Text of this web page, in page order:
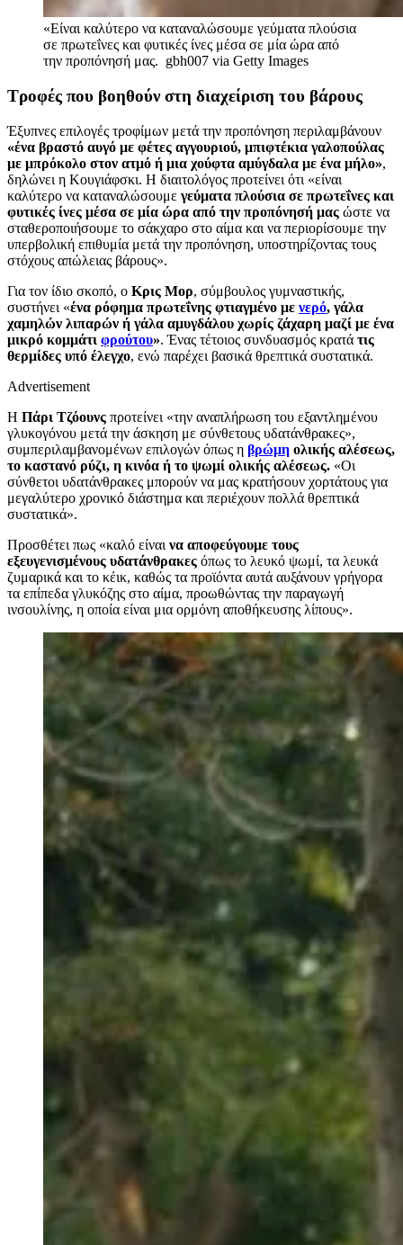
«Eίναι καλύτερο να καταναλώσουμε γεύματα πλούσια
σε πρωτεΐνες και φυτικές ίνες μέσα σε μία ώρα από
την προπόνησή μας. gbh007 via Getty Images
Τροφές που βοηθούν στη διαχείριση του βάρους
Έξυπνες επιλογές τροφίμων μετά την προπόνηση περιλαμβάνουν
«ένα βραστό αυγό με φέτες αγγουριού, μπιφτέκια γαλοπούλας
με μπρόκολο στον ατμό ή μια χούφτα αμύγδαλα με ένα μήλο»,
δηλώνει η Κουγιάφσκι. Η διαιτολόγος προτείνει ότι «είναι
καλύτερο να καταναλώσουμε γεύματα πλούσια σε πρωτεΐνες και
φυτικές ίνες μέσα σε μία ώρα από την προπόνησή μας ώστε να
σταθεροποιήσουμε το σάκχαρο στο αίμα και να περιορίσουμε την
υπερβολική επιθυμία μετά την προπόνηση, υποστηρίζοντας τους
στόχους απώλειας βάρους».
Για τον ίδιο σκοπό, ο Κρις Μορ, σύμβουλος γυμναστικής,
συστήνει «ένα ρόφημα πρωτεΐνης φτιαγμένο με νερό, γάλα
χαμηλών λιπαρών ή γάλα αμυγδάλου χωρίς ζάχαρη μαζί με ένα
μικρό κομμάτι φρούτου». Ένας τέτοιος συνδυασμός κρατά τις
θερμίδες υπό έλεγχο, ενώ παρέχει βασικά θρεπτικά συστατικά.
Advertisement
Η Πάρι Τζόουνς προτείνει «την αναπλήρωση του εξαντλημένου
γλυκογόνου μετά την άσκηση με σύνθετους υδατάνθρακες»,
συμπεριλαμβανομένων επιλογών όπως η βρώμη ολικής αλέσεως,
το καστανό ρύζι, η κινόα ή το ψωμί ολικής αλέσεως. «Οι
σύνθετοι υδατάνθρακες μπορούν να μας κρατήσουν χορτάτους για
μεγαλύτερο χρονικό διάστημα και περιέχουν πολλά θρεπτικά
συστατικά».
Προσθέτει πως «καλό είναι να αποφεύγουμε τους
εξευγενισμένους υδατάνθρακες όπως το λευκό ψωμί, τα λευκά
ζυμαρικά και το κέικ, καθώς τα προϊόντα αυτά αυξάνουν γρήγορα
τα επίπεδα γλυκόζης στο αίμα, προωθώντας την παραγωγή
ινσουλίνης, η οποία είναι μια ορμόνη αποθήκευσης λίπους».